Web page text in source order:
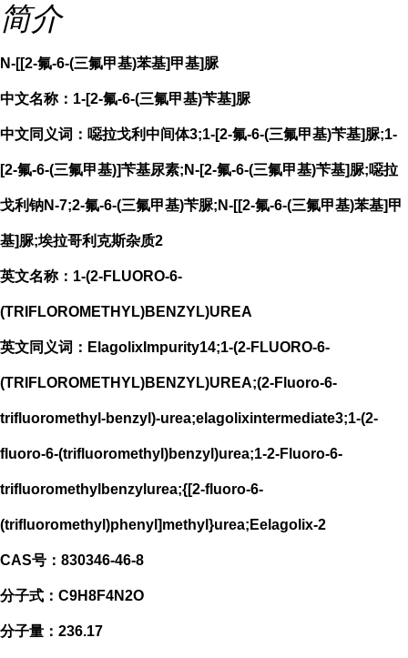
简介
N-[[2-氟-6-(三氟甲基)苯基]甲基]脲
中文名称：1-[2-氟-6-(三氟甲基)苄基]脲
中文同义词：噁拉戈利中间体3;1-[2-氟-6-(三氟甲基)苄基]脲;1-
[2-氟-6-(三氟甲基)]苄基尿素;N-[2-氟-6-(三氟甲基)苄基]脲;噁拉
戈利钠N-7;2-氟-6-(三氟甲基)苄脲;N-[[2-氟-6-(三氟甲基)苯基]甲
基]脲;埃拉哥利克斯杂质2
英文名称：1-(2-FLUORO-6-
(TRIFLOROMETHYL)BENZYL)UREA
英文同义词：ElagolixImpurity14;1-(2-FLUORO-6-
(TRIFLOROMETHYL)BENZYL)UREA;(2-Fluoro-6-
trifluoromethyl-benzyl)-urea;elagolixintermediate3;1-(2-
fluoro-6-(trifluoromethyl)benzyl)urea;1-2-Fluoro-6-
trifluoromethylbenzylurea;{[2-fluoro-6-
(trifluoromethyl)phenyl]methyl}urea;Eelagolix-2
CAS号：830346-46-8
分子式：C9H8F4N2O
分子量：236.17